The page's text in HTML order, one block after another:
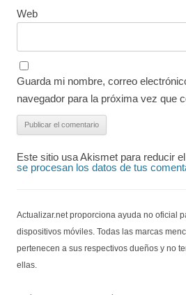
Web
Guarda mi nombre, correo
navegador para la próxima vez que
Este sitio usa Akismet para reducir
se procesan los datos de tus
Actualizar.net proporciona ayuda no oficial
dispositivos móviles. Todas las marcas
pertenecen a sus respectivos dueños y no
ellas.